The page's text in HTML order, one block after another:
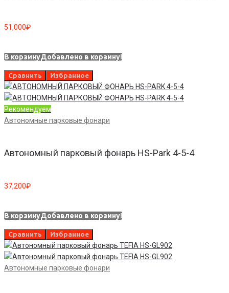
51,000₽
В корзинуДобавлено в корзину!
Сравнить Избранное
Рекомендуем
Автономные парковые фонари
Автономный парковый фонарь HS-Park 4-5-4
37,200₽
В корзинуДобавлено в корзину!
Сравнить Избранное
Автономные парковые фонари